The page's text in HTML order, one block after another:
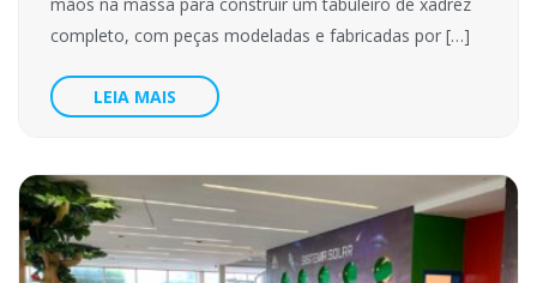
completo, com peças modeladas e fabricadas por […]
LEIA MAIS